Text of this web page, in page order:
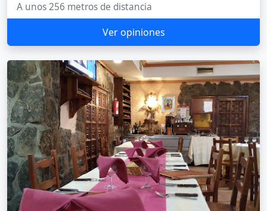
A unos 256 metros de distancia
Ver opiniones